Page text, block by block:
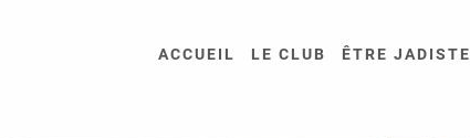
ACCUEIL LE CLUB ÊTRE JADISTE